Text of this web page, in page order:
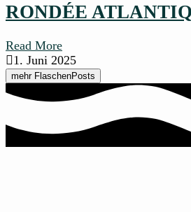
RONDÉE
Read More
1. Juni 2025
mehr FlaschenPosts